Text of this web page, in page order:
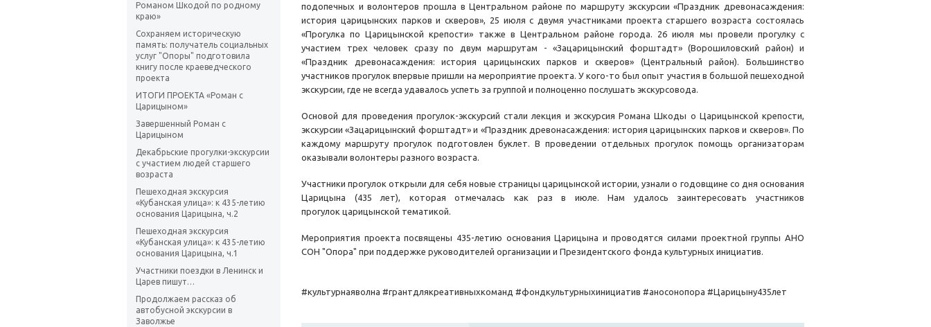
Романом Шкодой по родному
краю»
Сохраняем историческую
память: получатель социальных
услуг "Опоры" подготовила
книгу после краеведческого
проекта
ИТОГИ ПРОЕКТА «Роман с
Царицыном»
Завершенный Роман с
Царицыном
Декабрьские прогулки-экскурсии
с участием людей старшего
возраста
Пешеходная экскурсия
«Кубанская улица»: к 435-летию
основания Царицына, ч.2
Пешеходная экскурсия
«Кубанская улица»: к 435-летию
основания Царицына, ч.1
Участники поездки в Ленинск и
Царев пишут…
Продолжаем рассказ об
автобусной экскурсии в
Заволжье
подопечных и волонтеров прошла в Центральном районе по маршруту экскурсии «Праздник древонасаждения:
история царицынских парков и скверов», 25 июля с двумя участниками проекта старшего возраста состоялась
«Прогулка по Царицынской крепости» также в Центральном районе города. 26 июля мы провели прогулку с
участием трех человек сразу по двум маршрутам - «Зацарицынский форштадт» (Ворошиловский район) и
«Праздник древонасаждения: история царицынских парков и скверов» (Центральный район). Большинство
участников прогулок впервые пришли на мероприятие проекта. У кого-то был опыт участия в большой пешеходной
экскурсии, где не всегда удавалось успеть за группой и полноценно послушать экскурсовода.
Основой для проведения прогулок-экскурсий стали лекция и экскурсия Романа Шкоды о Царицынской крепости,
экскурсии «Зацарицынский форштадт» и «Праздник древонасаждения: история царицынских парков и скверов». По
каждому маршруту прогулок подготовлен буклет. В проведении отдельных прогулок помощь организаторам
оказывали волонтеры разного возраста.
Участники прогулок открыли для себя новые страницы царицынской истории, узнали о годовщине со дня основания
Царицына (435 лет), которая отмечалась как раз в июле. Нам удалось заинтересовать участников
прогулок царицынской тематикой.
Мероприятия проекта посвящены 435-летию основания Царицына и проводятся силами проектной группы АНО
СОН "Опора" при поддержке руководителей организации и Президентского фонда культурных инициатив.
#культурнаяволна #грантдлякреативныхкоманд #фондкультурныхинициатив #аносонопора #Царицыну435лет